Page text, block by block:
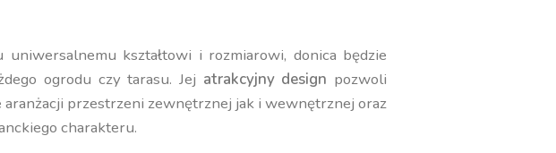
uniwersalnemu kształtowi i rozmiarowi, donica będzie
ogrodu czy tarasu. Jej atrakcyjny design pozwoli
aranżacji przestrzeni zewnętrznej jak i wewnętrznej oraz
charakteru.